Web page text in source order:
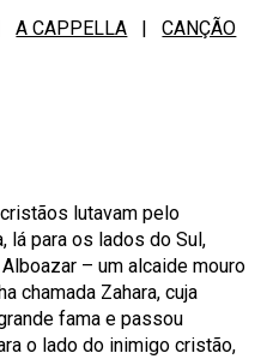
A CAPPELLA |CANÇÃO
lutavam pelo
lá para os lados do Sul,
– um alcaide mouro
chamada Zahara, cuja
fama e passou
o lado do inimigo cristão,